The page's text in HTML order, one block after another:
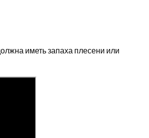
иметь запаха плесени или